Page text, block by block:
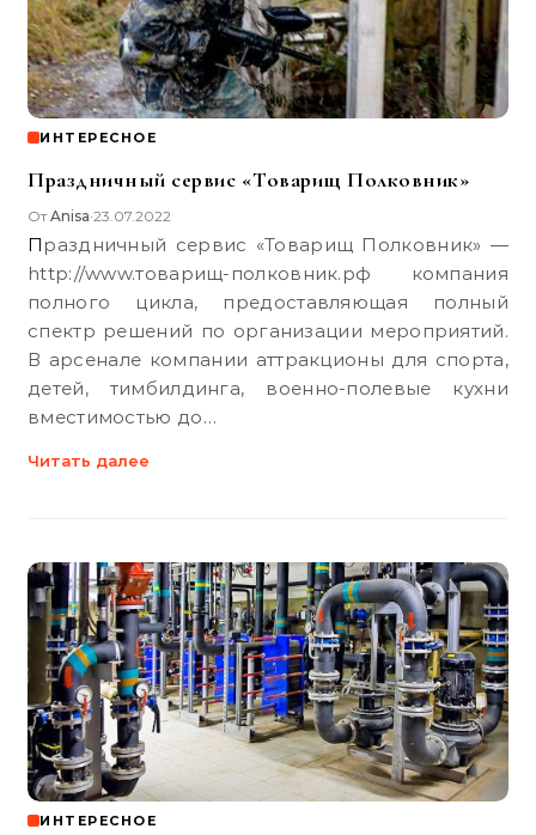
ИНТЕРЕСНОЕ
Праздничный сервис «Товарищ Полковник»
ОтAnisa•23.07.2022
Праздничный сервис «Товарищ Полковник» —
http://www.товарищ-полковник.рф компания
полного цикла, предоставляющая полный
спектр решений по организации мероприятий.
В арсенале компании аттракционы для спорта,
детей, тимбилдинга, военно-полевые кухни
вместимостью до…
Читать далее
ИНТЕРЕСНОЕ